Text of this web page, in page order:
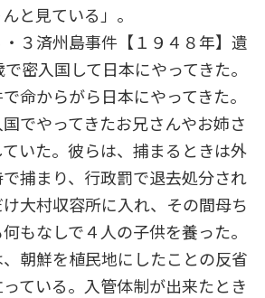
と見ている」。
３済州島事件【１９４８年】遺
密入国して日本にやってきた。
命からがら日本にやってきた。
でやってきたお兄さんやお姉さ
いた。彼らは、捕まるときは外
捕まり、行政罰で退去処分され
大村収容所に入れ、その間母ち
もなしで４人の子供を養った。
朝鮮を植民地にしたことの反省
ている。入管体制が出来たとき